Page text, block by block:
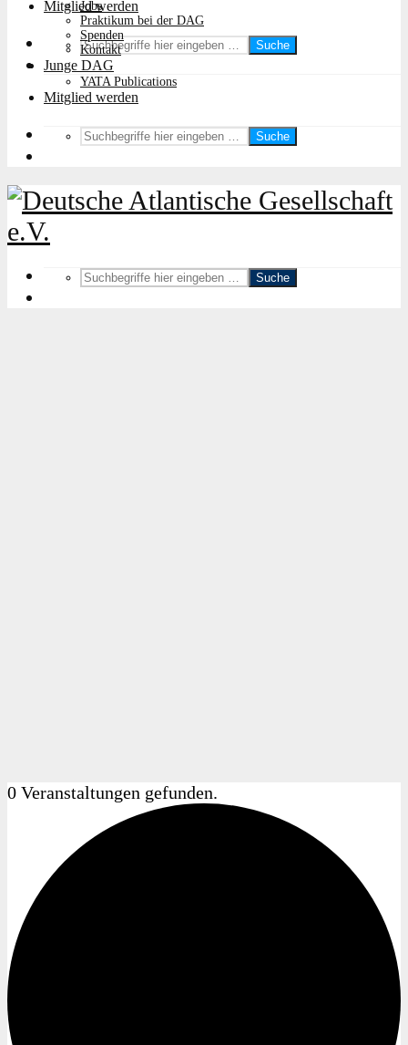
Mitglied werden
Suche
Jobs
Praktikum bei der DAG
Spenden
Kontakt
Junge DAG
YATA Publications
Mitglied werden
Suche
Suche
0 Veranstaltungen gefunden.